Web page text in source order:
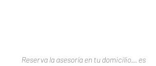
Reserva la asesoría en tu domicilio... es